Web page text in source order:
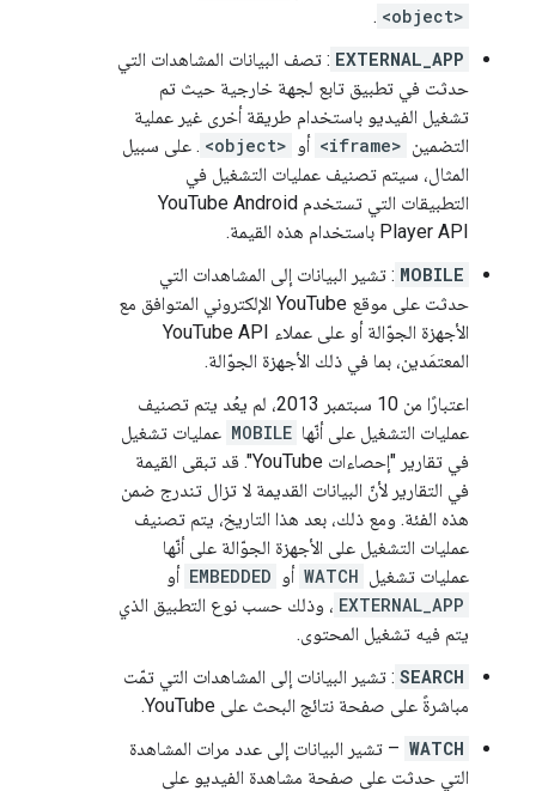
<object>
.
EXTERNAL_APP : تصف البيانات المشاهدات التي
حدثت في تطبيق تابع لجهة خارجية حيث تم
تشغيل الفيديو باستخدام طريقة أخرى غير عملية
التضمين <iframe> أو <object> . على سبيل
المثال، سيتم تصنيف عمليات التشغيل في
التطبيقات التي تستخدم YouTube Android
Player API باستخدام هذه القيمة.
MOBILE : تشير البيانات إلى المشاهدات التي
حدثت على موقع YouTube الإلكتروني المتوافق مع
الأجهزة الجوّالة أو على عملاء YouTube API
المعتمَدين، بما في ذلك الأجهزة الجوّالة.
اعتبارًا من 10 سبتمبر 2013، لم يعُد يتم تصنيف
عمليات التشغيل على أنّها MOBILE عمليات تشغيل
في تقارير "إحصاءات YouTube". قد تبقى القيمة
في التقارير لأنّ البيانات القديمة لا تزال تندرج ضمن
هذه الفئة. ومع ذلك، بعد هذا التاريخ، يتم تصنيف
عمليات التشغيل على الأجهزة الجوّالة على أنّها
عمليات تشغيل WATCH أو EMBEDDED أو
EXTERNAL_APP ، وذلك حسب نوع التطبيق الذي
يتم فيه تشغيل المحتوى.
SEARCH : تشير البيانات إلى المشاهدات التي تمّت
مباشرةً على صفحة نتائج البحث على YouTube.
WATCH – تشير البيانات إلى عدد مرات المشاهدة
التي حدثت على صفحة مشاهدة الفيديو على